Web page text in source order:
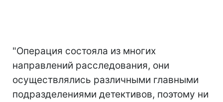
"Операция состояла из многих
направлений расследования, они
осуществлялись различными главными
подразделениями детективов, поэтому ни